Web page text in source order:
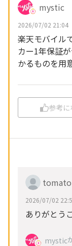
mystic
2026/07/02 21:04
楽天モバイル
カー1年保証
かるものを用
参考
tomato
2026/07/02
ありがとう
mystic